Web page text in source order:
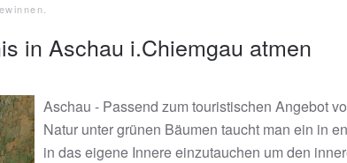
in Aschau i.Chiemgau atmen
Aschau - Passend zum touristischen Angebot
Natur unter grünen Bäumen taucht man ein in
in das eigene Innere einzutauchen um den